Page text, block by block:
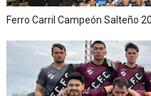
Ferro Carril Campeón Salteño